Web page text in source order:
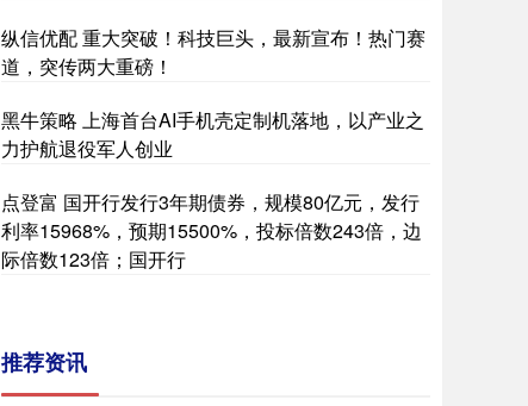
纵信优配 重大突破！科技巨头，最新宣布！热门赛
道，突传两大重磅！
黑牛策略 上海首台AI手机壳定制机落地，以产业之
力护航退役军人创业
点登富 国开行发行3年期债券，规模80亿元，发行
利率15968%，预期15500%，投标倍数243倍，边
际倍数123倍；国开行
推荐资讯